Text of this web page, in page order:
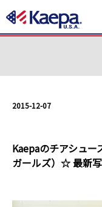
2015-12-07
Kaepaのチアシュー
ガールズ）☆ 最新